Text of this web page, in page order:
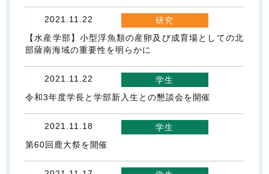
2021.11.22
研究
【水産学部】小型浮魚類の産卵及び成育場としての北
部薩南海域の重要性を明らかに
2021.11.22
学生
令和3年度学長と学部新入生との懇談会を開催
2021.11.18
学生
第60回鹿大祭を開催